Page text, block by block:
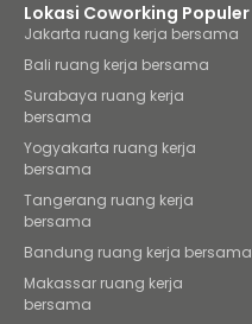
Lokasi Coworking Populer
Jakarta ruang kerja bersama
Bali ruang kerja bersama
Surabaya ruang kerja
bersama
Yogyakarta ruang kerja
bersama
Tangerang ruang kerja
bersama
Bandung ruang kerja bersama
Makassar ruang kerja
bersama